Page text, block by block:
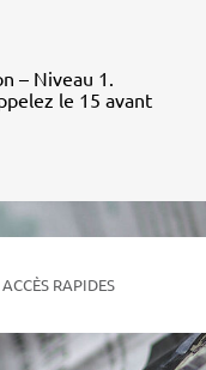
– Niveau 1.
le 15 avant
ACCÈS RAPIDES